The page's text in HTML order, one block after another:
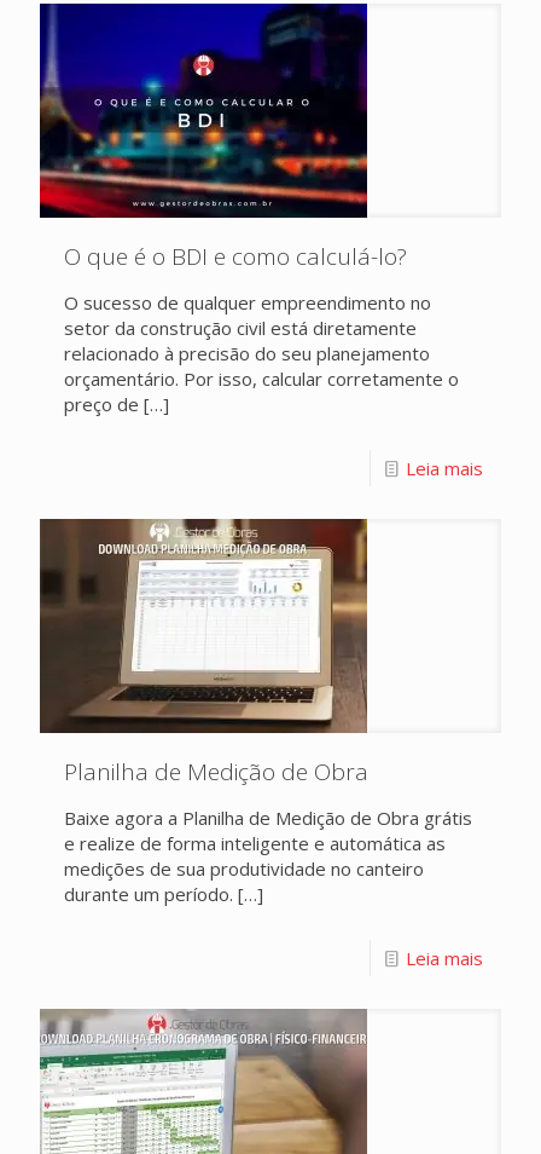
O que é o BDI e como calculá-lo?
O sucesso de qualquer empreendimento no
setor da construção civil está diretamente
relacionado à precisão do seu planejamento
orçamentário. Por isso, calcular corretamente o
preço de […]
Leia mais
Planilha de Medição de Obra
Baixe agora a Planilha de Medição de Obra grátis
e realize de forma inteligente e automática as
medições de sua produtividade no canteiro
durante um período. […]
Leia mais